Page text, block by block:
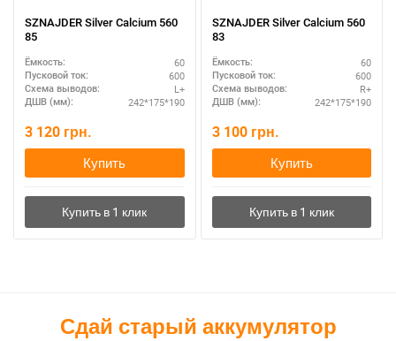
SZNAJDER Silver Calcium 560
85
Ёмкость: 60
Пусковой ток: 600
Схема выводов: L+
ДШВ (мм): 242*175*190
3 120 грн.
Купить
SZNAJDER Silver Calcium 560
83
Ёмкость: 60
Пусковой ток: 600
Схема выводов: R+
ДШВ (мм): 242*175*190
3 100 грн.
Купить
Сдай старый аккумулятор